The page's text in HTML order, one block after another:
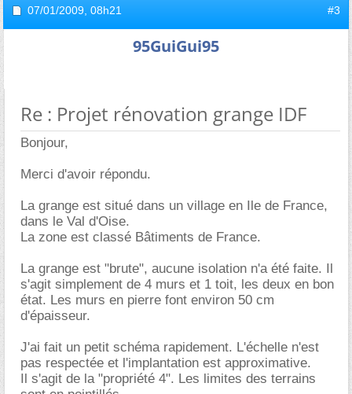
07/01/2009, 08h21 #3
95GuiGui95
Re : Projet rénovation grange IDF
Bonjour,
Merci d'avoir répondu.
La grange est situé dans un village en Ile de France,
dans le Val d'Oise.
La zone est classé Bâtiments de France.
La grange est "brute", aucune isolation n'a été faite. Il
s'agit simplement de 4 murs et 1 toit, les deux en bon
état. Les murs en pierre font environ 50 cm
d'épaisseur.
J'ai fait un petit schéma rapidement. L'échelle n'est
pas respectée et l'implantation est approximative.
Il s'agit de la "propriété 4". Les limites des terrains